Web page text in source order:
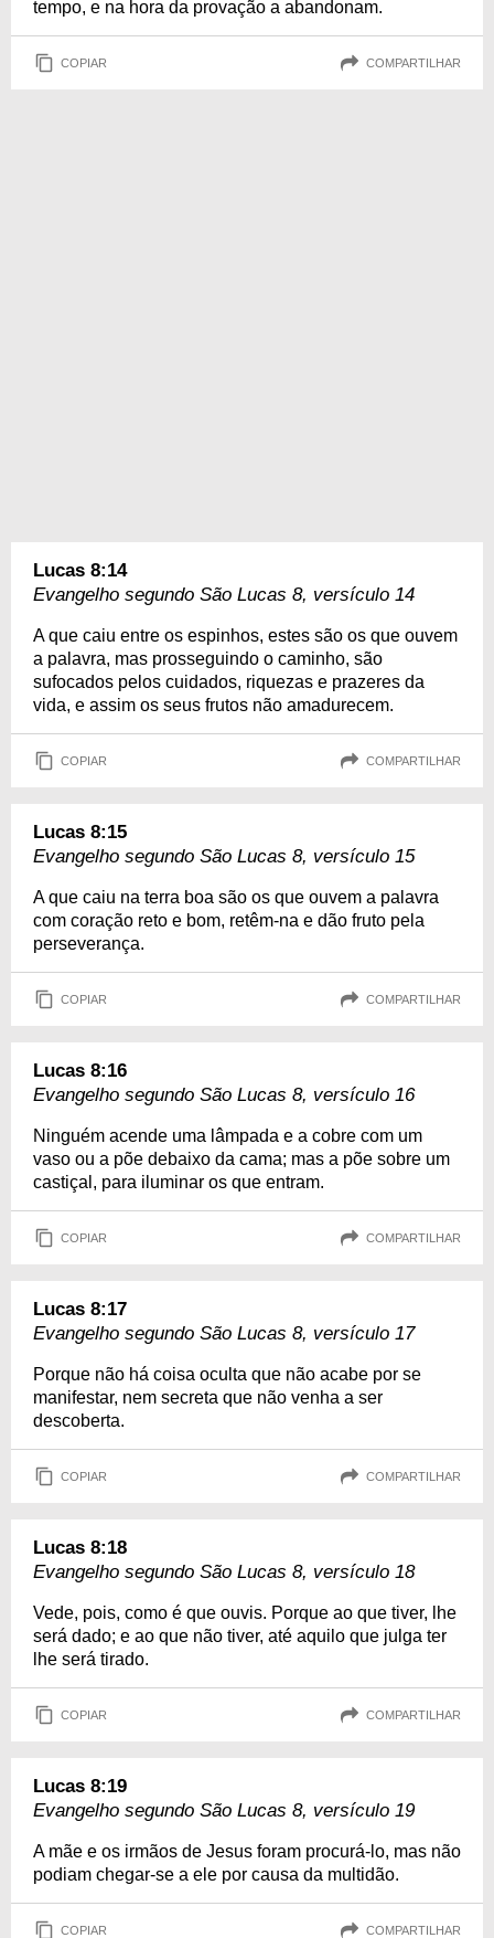
tempo, e na hora da provação a abandonam.
COPIAR COMPARTILHAR
Lucas 8:14
Evangelho segundo São Lucas 8, versículo 14
A que caiu entre os espinhos, estes são os que ouvem
a palavra, mas prosseguindo o caminho, são
sufocados pelos cuidados, riquezas e prazeres da
vida, e assim os seus frutos não amadurecem.
COPIAR COMPARTILHAR
Lucas 8:15
Evangelho segundo São Lucas 8, versículo 15
A que caiu na terra boa são os que ouvem a palavra
com coração reto e bom, retêm-na e dão fruto pela
perseverança.
COPIAR COMPARTILHAR
Lucas 8:16
Evangelho segundo São Lucas 8, versículo 16
Ninguém acende uma lâmpada e a cobre com um
vaso ou a põe debaixo da cama; mas a põe sobre um
castiçal, para iluminar os que entram.
COPIAR COMPARTILHAR
Lucas 8:17
Evangelho segundo São Lucas 8, versículo 17
Porque não há coisa oculta que não acabe por se
manifestar, nem secreta que não venha a ser
descoberta.
COPIAR COMPARTILHAR
Lucas 8:18
Evangelho segundo São Lucas 8, versículo 18
Vede, pois, como é que ouvis. Porque ao que tiver, lhe
será dado; e ao que não tiver, até aquilo que julga ter
lhe será tirado.
COPIAR COMPARTILHAR
Lucas 8:19
Evangelho segundo São Lucas 8, versículo 19
A mãe e os irmãos de Jesus foram procurá-lo, mas não
podiam chegar-se a ele por causa da multidão.
COPIAR COMPARTILHAR